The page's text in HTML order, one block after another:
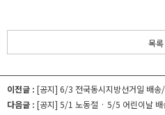
목록
이전글 : [공지] 6/3 전국동시지방선거일 배송
다음글 : [공지] 5/1 노동절 · 5/5 어린이날 배